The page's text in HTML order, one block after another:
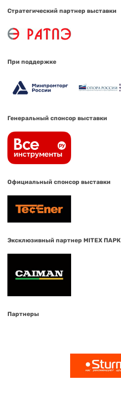
Стратегический партнер выставки
При поддержке
Генеральный спонсор выставки
Официальный спонсор выставки
Эксклюзивный партнер MITEX ПАРК
Партнеры